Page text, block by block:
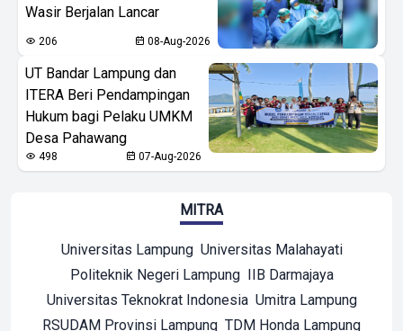
Wasir Berjalan Lancar
206 08-Aug-2026
UT Bandar Lampung dan
ITERA Beri Pendampingan
Hukum bagi Pelaku UMKM
Desa Pahawang
498 07-Aug-2026
MITRA
Universitas Lampung Universitas Malahayati
Politeknik Negeri Lampung IIB Darmajaya
Universitas Teknokrat Indonesia Umitra Lampung
RSUDAM Provinsi Lampung TDM Honda Lampung